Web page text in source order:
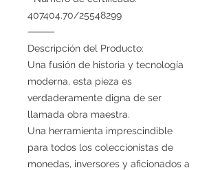
407404.70/25548299
⸻
Descripción del Producto:
Una fusión de historia y tecnología
moderna, esta pieza es
verdaderamente digna de ser
llamada obra maestra.
Una herramienta imprescindible
para todos los coleccionistas de
monedas, inversores y aficionados a